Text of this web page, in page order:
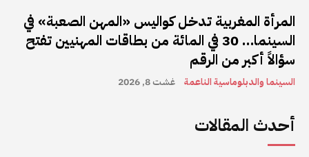
المرأة المغربية تدخل كواليس «المهن الصعبة» في
السينما… 30 في المائة من بطاقات المهنيين تفتح
سؤالاً أكبر من الرقم
السينما والدبلوماسية الناعمة غشت 8, 2026
أحدث المقالات